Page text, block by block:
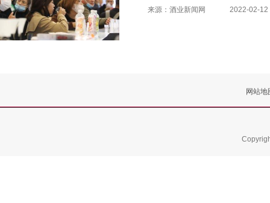
来源：酒业新闻网 2022-02-12
网站地